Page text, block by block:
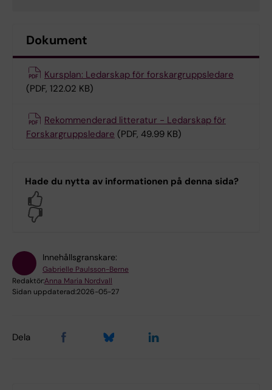
Dokument
Kursplan: Ledarskap för forskargruppsledare
(PDF, 122.02 KB)
Rekommenderad litteratur - Ledarskap för
Forskargruppsledare (PDF, 49.99 KB)
Hade du nytta av informationen på denna sida?
Innehållsgranskare:
Gabrielle Paulsson-Berne
Redaktör:Anna Maria Nordvall
Sidan uppdaterad:2026-05-27
Dela